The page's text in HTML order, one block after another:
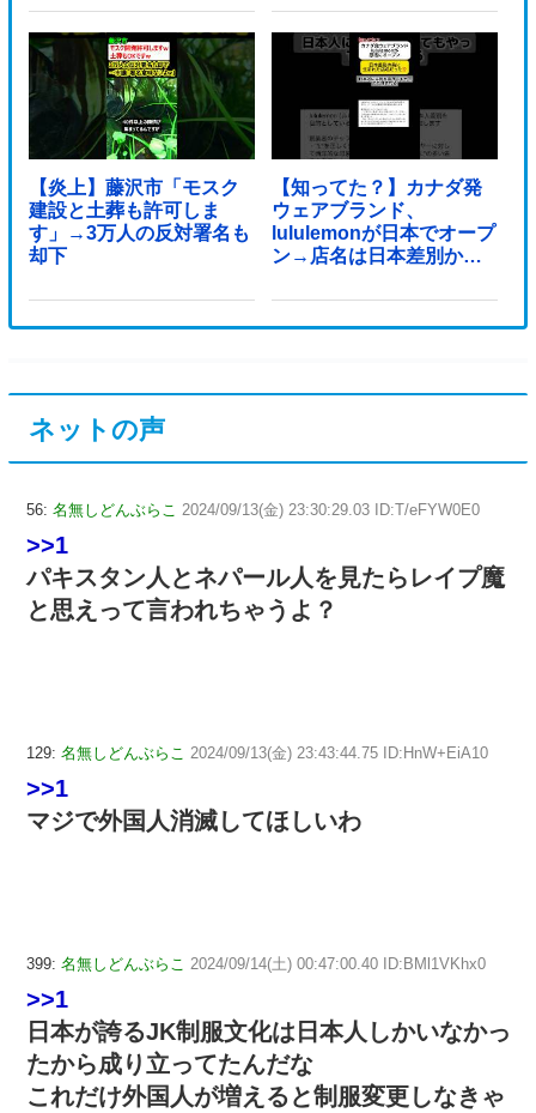
【炎上】藤沢市「モスク
建設と土葬も許可しま
す」→3万人の反対署名も
却下
【知ってた？】カナダ発
ウェアブランド、
lululemonが日本でオープ
ン→店名は日本差別から
ネットの声
56: 名無しどんぶらこ 2024/09/13(金) 23:30:29.03 ID:T/eFYW0E0
>>1
パキスタン人とネパール人を見たらレイプ魔
と思えって言われちゃうよ？
129: 名無しどんぶらこ 2024/09/13(金) 23:43:44.75 ID:HnW+EiA10
>>1
マジで外国人消滅してほしいわ
399: 名無しどんぶらこ 2024/09/14(土) 00:47:00.40 ID:BMl1VKhx0
>>1
日本が誇るJK制服文化は日本人しかいなかっ
たから成り立ってたんだな
これだけ外国人が増えると制服変更しなきゃ